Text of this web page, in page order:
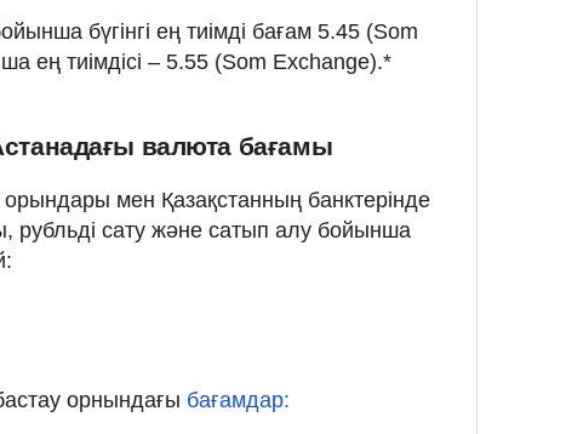
бүгінгі ең тиімді бағам 5.45 (Som
ең тиімдісі – 5.55 (Som Exchange).*
валюта бағамы
мен Қазақстанның банктерінде
рубльді сату және сатып алу бойынша
орнындағы бағамдар: